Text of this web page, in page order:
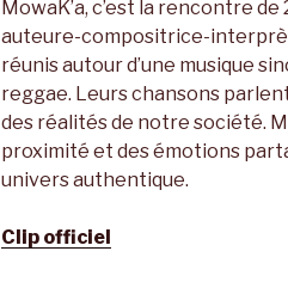
MowaK’a, c’est la rencontre
auteure-compositrice-
réunis autour d’une musique
reggae. Leurs chansons
des réalités de notre société.
proximité et des émotions
univers authentique.
Clip officiel